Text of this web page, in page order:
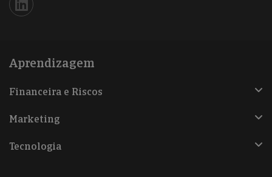
Iberinform en Linkedin
Aprendizagem
Financeira e Riscos
Marketing
Tecnologia